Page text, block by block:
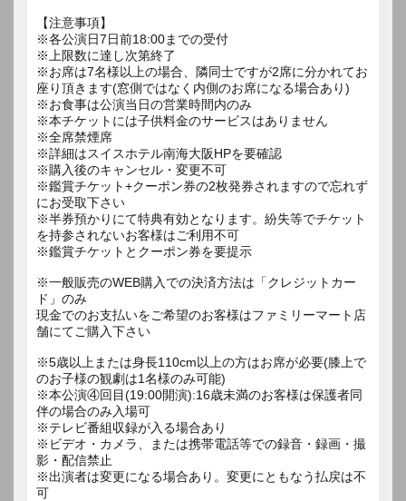
【注意事項】
※各公演日7日前18:00までの受付
※上限数に達し次第終了
※お席は7名様以上の場合、隣同士ですが2席に分かれてお
座り頂きます(窓側ではなく内側のお席になる場合あり)
※お食事は公演当日の営業時間内のみ
※本チケットには子供料金のサービスはありません
※全席禁煙席
※詳細はスイスホテル南海大阪HPを要確認
※購入後のキャンセル・変更不可
※鑑賞チケット+クーポン券の2枚発券されますので忘れず
にお受取下さい
※半券預かりにて特典有効となります。紛失等でチケット
を持参されないお客様はご利用不可
※鑑賞チケットとクーポン券を要提示
※一般販売のWEB購入での決済方法は「クレジットカー
ド」のみ
現金でのお支払いをご希望のお客様はファミリーマート店
舗にてご購入下さい
※5歳以上または身長110cm以上の方はお席が必要(膝上で
のお子様の観劇は1名様のみ可能)
※本公演④回目(19:00開演):16歳未満のお客様は保護者同
伴の場合のみ入場可
※テレビ番組収録が入る場合あり
※ビデオ・カメラ、または携帯電話等での録音・録画・撮
影・配信禁止
※出演者は変更になる場合あり。変更にともなう払戻は不
可